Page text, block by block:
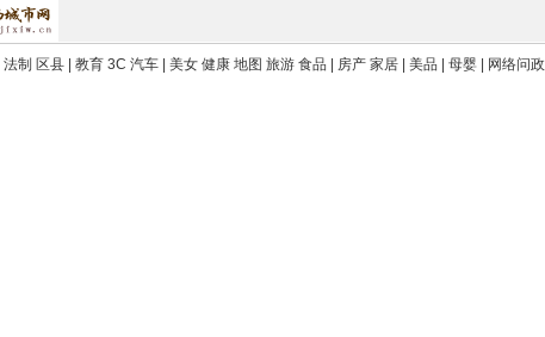
| 法制 区县 | 教育 3C 汽车 | 美女 健康 地图 旅游 食品 | 房产 家居 | 美品 | 母婴 | 网络问政